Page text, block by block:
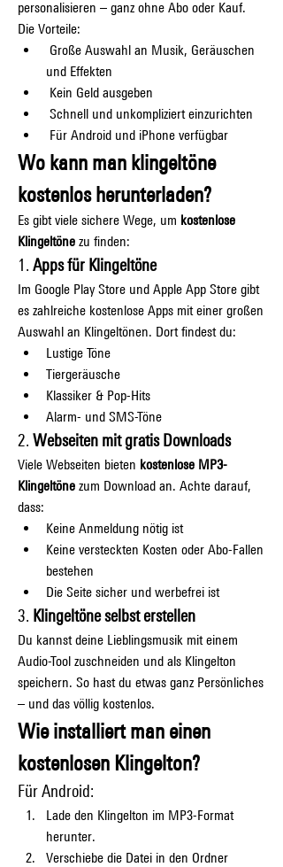
personalisieren – ganz ohne Abo oder Kauf.
Die Vorteile:
und Effekten
Kein Geld ausgeben
Schnell und unkompliziert einzurichten
Für Android und iPhone verfügbar
Wo kann man klingeltöne
kostenlos herunterladen?
Es gibt viele sichere Wege, um kostenlose
Klingeltöne zu finden:
1. Apps für Klingeltöne
Im Google Play Store und Apple App Store gibt
es zahlreiche kostenlose Apps mit einer großen
Auswahl an Klingeltönen. Dort findest du:
Lustige Töne
Tiergeräusche
Klassiker & Pop-Hits
Alarm- und SMS-Töne
2. Webseiten mit gratis Downloads
Viele Webseiten bieten kostenlose MP3-
Klingeltöne zum Download an. Achte darauf,
dass:
Keine Anmeldung nötig ist
Keine versteckten Kosten oder Abo-Fallen
bestehen
Die Seite sicher und werbefrei ist
3. Klingeltöne selbst erstellen
Du kannst deine Lieblingsmusik mit einem
Audio-Tool zuschneiden und als Klingelton
speichern. So hast du etwas ganz Persönliches
– und das völlig kostenlos.
Wie installiert man einen
kostenlosen Klingelton?
Für Android:
Lade den Klingelton im MP3-Format
herunter.
Verschiebe die Datei in den Ordner